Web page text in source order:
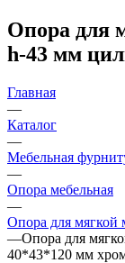
Опора для
h-43 мм
Главная
—
Каталог
—
Мебельная
—
Опора мебельная
—
Опора для мягкой
—Опора для
40*43*120 мм